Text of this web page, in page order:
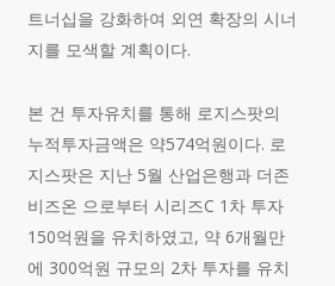
트너십을 강화하여 외연 확장의 시너
지를 모색할 계획이다.
본 건 투자유치를 통해 로지스팟의
누적투자금액은 약574억원이다. 로
지스팟은 지난 5월 산업은행과 더존
비즈온 으로부터 시리즈C 1차 투자
150억원을 유치하였고, 약 6개월만
에 300억원 규모의 2차 투자를 유치